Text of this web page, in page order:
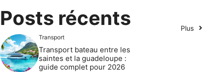
Posts récents Plus
Transport
Transport bateau entre les
saintes et la guadeloupe :
guide complet pour 2026